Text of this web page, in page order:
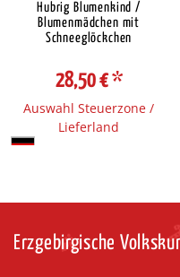
Hubrig Blumenkind /
Blumenmädchen mit
Schneeglöckchen
28,50 €*
Auswahl Steuerzone /
Lieferland
Erzgebirgische